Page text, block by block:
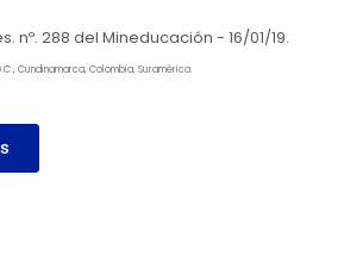
nº. 288 del Mineducación - 16/01/19.
Cundinamarca, Colombia, Suramérica.